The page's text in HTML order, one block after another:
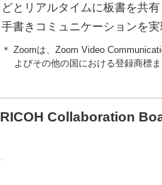
どとリアルタイムに板書を共
手書きコミュニケーションを実
＊ Zoomは、Zoom Video
よびその他の国における登録商標ま
RICOH Collaboration